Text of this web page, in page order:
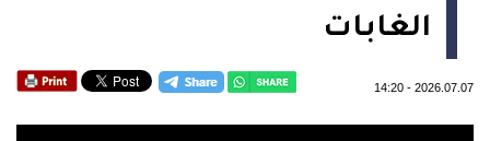
الغابات
2026.07.07
-
14:20